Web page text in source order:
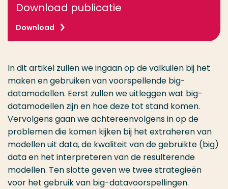
Download publicatie
Download
In dit artikel zullen we ingaan op de valkuilen bij het
maken en gebruiken van voorspellende big-
datamodellen. Eerst zullen we uitleggen wat big-
datamodellen zijn en hoe deze tot stand komen.
Vervolgens gaan we achtereenvolgens in op de
problemen die komen kijken bij het extraheren van
modellen uit data, de kwaliteit van de gebruikte (big)
data en het interpreteren van de resulterende
modellen. Ten slotte geven we twee strategieën
voor het gebruik van big-datavoorspellingen.